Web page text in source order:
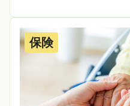
保険